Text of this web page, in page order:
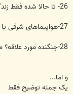
26- تا حالا شده فقط زندگی رو بگذرونید، نه اینکه زندگی کنید!!!؟
27-هواپیماهای شرقی یا غربی؟
28-جنگنده مورد علاقه؟ مسافربر مورد علاقه؟Cargo؟
و اما...
یک جمله توضیح فقط